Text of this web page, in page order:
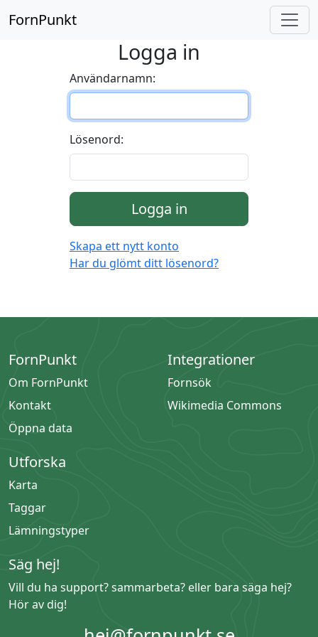
FornPunkt
Logga in
Användarnamn:
Lösenord:
Logga in
Skapa ett nytt konto
Har du glömt ditt lösenord?
FornPunkt
Om FornPunkt
Kontakt
Öppna data
Integrationer
Fornsök
Wikimedia Commons
Utforska
Karta
Taggar
Lämningstyper
Säg hej!
Vill du ha support? sammarbeta? eller bara säga hej?
Hör av dig!